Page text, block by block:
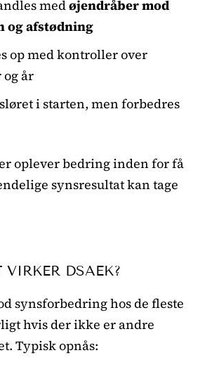
medøjendråber mod
og afstødning
op med kontroller over
år
i starten, men forbedres
oplever bedring inden for få
synsresultat kan tage
DSAEK?
synsforbedring hos de fleste
hvis der ikke er andre
Typisk opnås: